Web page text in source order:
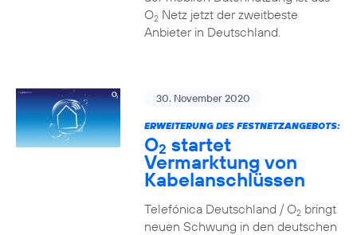
O2Netz jetzt der zweitbeste
Anbieter in Deutschland.
30. November 2020
ERWEITERUNG DES FESTNETZANGEBOTS:
O2 startet
Vermarktung von
Kabelanschlüssen
Telefónica Deutschland / O2bringt
neuen Schwung in den deutschen